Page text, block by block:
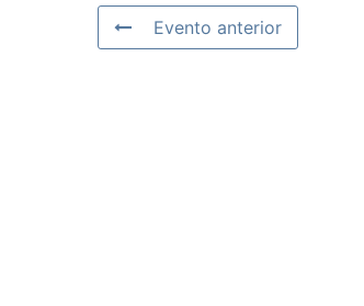
Evento anterior